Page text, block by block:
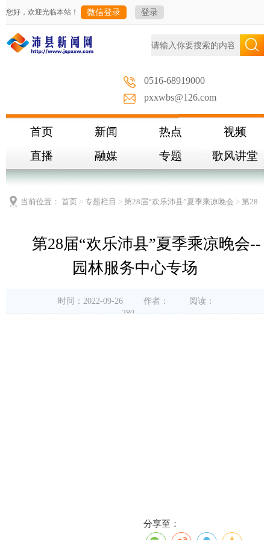
您好，欢迎光临本站！ 微信登录 登录
0516-68919000
pxxwbs@126.com
首页 新闻 热点
视频
直播
融媒 专题 歌风讲堂
当前位置： 首页 > 专题栏目 > 第28届“欢乐沛县”夏季乘凉晚会 > 第28
第28届“欢乐沛县”夏季乘凉晚会--
园林服务中心专场
时间：2022-09-26 作者：
阅读：
280
分享至：